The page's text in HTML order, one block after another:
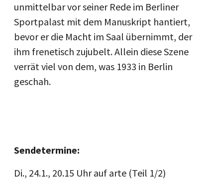
unmittelbar vor seiner Rede im Berliner
Sportpalast mit dem Manuskript hantiert,
bevor er die Macht im Saal übernimmt, der
ihm frenetisch zujubelt. Allein diese Szene
verrät viel von dem, was 1933 in Berlin
geschah.
Sendetermine:
Di., 24.1., 20.15 Uhr auf arte (Teil 1/2)